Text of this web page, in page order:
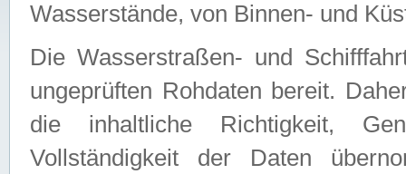
Wasserstände, von Binnen- und
Die Wasserstraßen- und
ungeprüften Rohdaten bereit.
die inhaltliche Richtigkeit,
Vollständigkeit der Daten